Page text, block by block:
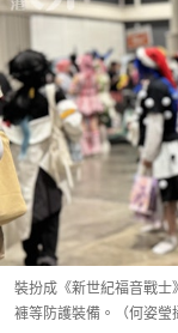
裝扮成《新世紀福音戰
褲等防護裝備。（何姿瑩